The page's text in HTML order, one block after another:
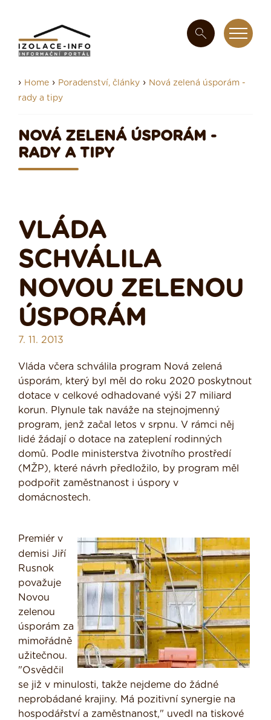
› Home › Poradenství, články › Nová zelená úsporám -
rady a tipy
NOVÁ ZELENÁ ÚSPORÁM -
RADY A TIPY
VLÁDA
SCHVÁLILA
NOVOU ZELENOU
ÚSPORÁM
7. 11. 2013
Vláda včera schválila program Nová zelená
úsporám, který byl měl do roku 2020 poskytnout
dotace v celkové odhadované výši 27 miliard
korun. Plynule tak naváže na stejnojmenný
program, jenž začal letos v srpnu. V rámci něj
lidé žádají o dotace na zateplení rodinných
domů. Podle ministerstva životního prostředí
(MŽP), které návrh předložilo, by program měl
podpořit zaměstnanost i úspory v
domácnostech.
Premiér v
demisi Jiří
Rusnok
považuje
Novou
zelenou
úsporám za
mimořádně
užitečnou.
"Osvědčil
se již v minulosti, takže nejdeme do žádné
neprobádané krajiny. Má pozitivní synergie na
hospodářství a zaměstnanost," uvedl na tiskové